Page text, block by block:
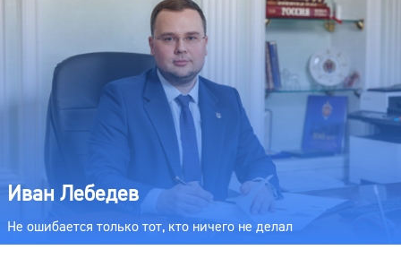
Иван Лебедев
Не ошибается только тот, кто ничего не делал